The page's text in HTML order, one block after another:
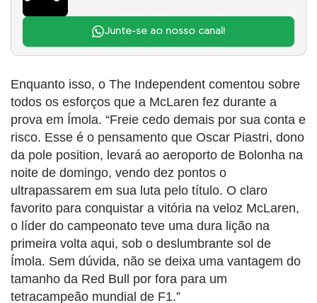
Junte-se ao nosso canal!
Enquanto isso, o The Independent comentou sobre
todos os esforços que a McLaren fez durante a
prova em Ímola. “Freie cedo demais por sua conta e
risco. Esse é o pensamento que Oscar Piastri, dono
da pole position, levará ao aeroporto de Bolonha na
noite de domingo, vendo dez pontos o
ultrapassarem em sua luta pelo título. O claro
favorito para conquistar a vitória na veloz McLaren,
o líder do campeonato teve uma dura lição na
primeira volta aqui, sob o deslumbrante sol de
Ímola. Sem dúvida, não se deixa uma vantagem do
tamanho da Red Bull por fora para um
tetracampeão mundial de F1.”